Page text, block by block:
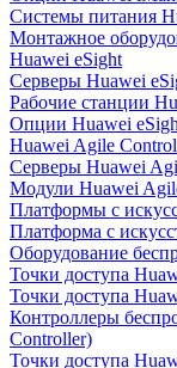
Системы питания
Монтажное
Huawei eSight
Серверы Huawei
Рабочие станции
Опции Huawei
Huawei Agile
Серверы Huawei
Модули Huawei
Платформы с
Платформа с
Оборудование
Точки доступа
Точки доступа
Контроллеры
Controller)
Точки доступа